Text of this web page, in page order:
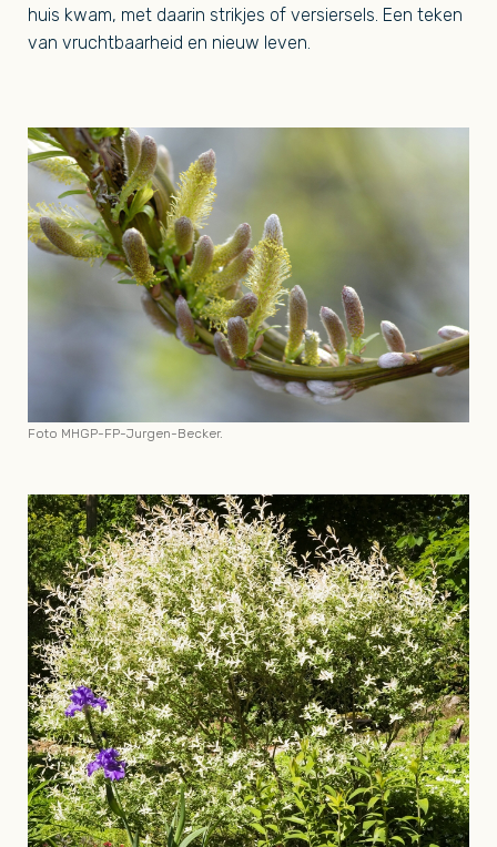
huis kwam, met daarin strikjes of versiersels. Een teken
van vruchtbaarheid en nieuw leven.
Foto MHGP-FP-Jurgen-Becker.